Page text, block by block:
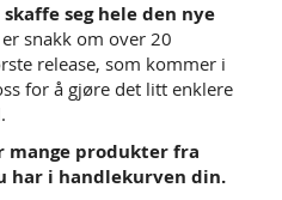
seg hele den nye
snakk om over 20
release, som kommer i
for å gjøre det litt enklere
mange produkter fra
har i handlekurven din.